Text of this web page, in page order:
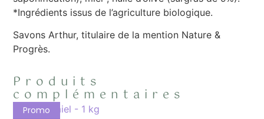
*Ingrédients issus de l’agriculture biologique.
Savons Arthur, titulaire de la mention Nature &
Progrès.
Produits
complémentaires
Promo